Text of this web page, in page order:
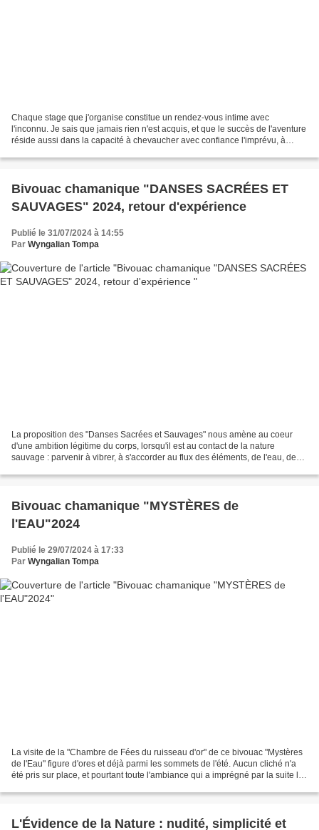
Chaque stage que j'organise constitue un rendez-vous intime avec
l'inconnu. Je sais que jamais rien n'est acquis, et que le succès de l'aventure
réside aussi dans la capacité à chevaucher avec confiance l'imprévu, à
Bivouac chamanique "DANSES SACRÉES ET
SAUVAGES" 2024, retour d'expérience
Publié le 31/07/2024 à 14:55
Par Wyngalian Tompa
La proposition des "Danses Sacrées et Sauvages" nous amène au coeur
d'une ambition légitime du corps, lorsqu'il est au contact de la nature
sauvage : parvenir à vibrer, à s'accorder au flux des éléments, de l'eau, de
Bivouac chamanique "MYSTÈRES de
l'EAU"2024
Publié le 29/07/2024 à 17:33
Par Wyngalian Tompa
La visite de la "Chambre de Fées du ruisseau d'or" de ce bivouac "Mystères
de l'Eau" figure d'ores et déjà parmi les sommets de l'été. Aucun cliché n'a
été pris sur place, et pourtant toute l'ambiance qui a imprégné par la suite le
L'Évidence de la Nature : nudité, simplicité et